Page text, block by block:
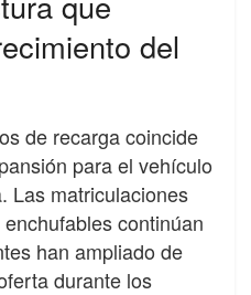
del
de recarga coincide
para el vehículo
Las matriculaciones
continúan
han ampliado de
durante los